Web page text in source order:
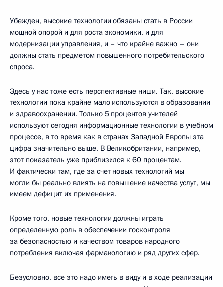
Убежден, высокие технологии обязаны стать в России
мощной опорой и для роста экономики, и для
модернизации управления, и – что крайне важно – они
должны стать предметом повышенного потребительского
спроса.
Здесь у нас тоже есть перспективные ниши. Так, высокие
технологии пока крайне мало используются в образовании
и здравоохранении. Только 5 процентов учителей
используют сегодня информационные технологии в учебном
процессе, в то время как в странах Западной Европы эта
цифра значительно выше. В Великобритании, например,
этот показатель уже приблизился к 60 процентам.
И фактически там, где за счет новых технологий мы
могли бы реально влиять на повышение качества услуг, мы
имеем дефицит их применения.
Кроме того, новые технологии должны играть
определенную роль в обеспечении госконтроля
за безопасностью и качеством товаров народного
потребления включая фармакологию и ряд других сфер.
Безусловно, все это надо иметь в виду и в ходе реализации